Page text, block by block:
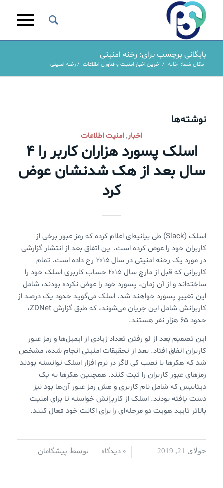
بایگانی برچسب برای: رخنه امنیتی
مکان شما: خانه / آخرین اخبار امنیت و فناوری اطلاعات / رخنه امنیتی
نوشته‌ها
اخبار, امنیت اطلاعات
اسلک پسورد هزاران کاربر را ۴
سال بعد از هک شدنشان عوض
کرد
اسلک (Slack) طی بیانیه‌ای اعلام کرده که رمز عبور برخی از
کاربران خود را عوض کرده است. این اتفاق بعد از انتشار گزارشی
در مورد یک رخنه امنیتی در سال ۲۰۱۵ رخ داده است. تمام
کاربرانی که قبل از مارچ سال ۲۰۱۵ حساب کاربری اسلک خود را
ساخته‌اند و از آن زمان، پسورد خود را عوض نکرده بودند، شامل
این تغییرِ پسورد خواهند شد. اسلک می‌گوید حدود یک درصد از
کاربرانش شامل این جریان می‌شوند، که طبق گزارش ZDNet،
حدود ۶۵ هزار نفر هستند.
این تصمیم بعد از لو رفتن تعداد زیادی از ایمیل‌ها و رمز عبور
کاربران اتفاق افتاد. بعد از تحقیقات امنیتی انجام شده، مشخص
شد که هکرها با نصب کی لاگر در نرم افزار اسلک توانسته بودند
رمزهای عبور کاربران را ثبت کنند. همچنین هکرها به یک
دیتابیس که شامل نام کاربری و هش رمز عبور آن‌ها بود نیز
دست یافته بودند. اسلک از کاربرانش خواسته تا برای امنیت
بالاتر تایید هویت دو مرحله‌ای را برای اکانت خود فعال کنند.
جولای 21, 2019 / 0 دیدگاه
/ توسط پیشگامان